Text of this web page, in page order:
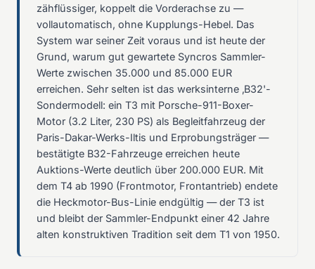
zähflüssiger, koppelt die Vorderachse zu —
vollautomatisch, ohne Kupplungs-Hebel. Das
System war seiner Zeit voraus und ist heute der
Grund, warum gut gewartete Syncros Sammler-
Werte zwischen 35.000 und 85.000 EUR
erreichen. Sehr selten ist das werksinterne ‚B32'-
Sondermodell: ein T3 mit Porsche-911-Boxer-
Motor (3.2 Liter, 230 PS) als Begleitfahrzeug der
Paris-Dakar-Werks-Iltis und Erprobungsträger —
bestätigte B32-Fahrzeuge erreichen heute
Auktions-Werte deutlich über 200.000 EUR. Mit
dem T4 ab 1990 (Frontmotor, Frontantrieb) endete
die Heckmotor-Bus-Linie endgültig — der T3 ist
und bleibt der Sammler-Endpunkt einer 42 Jahre
alten konstruktiven Tradition seit dem T1 von 1950.